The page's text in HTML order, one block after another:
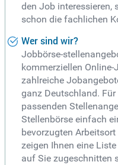
den Job interessieren,
schon die fachlichen
Wer sind wir?
Jobbörse-
kommerziellen
zahlreiche
ganz Deutschland.
passenden
Stellenbörse einfach
bevorzugten
zeigen Ihnen eine
auf Sie zugeschnitten